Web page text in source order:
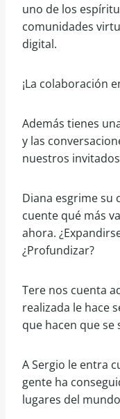
uno de los
comunidades
digital.
¡La colaboración
Además tienes
y las
nuestros
Diana esgrime su
cuente qué más
ahora.
¿Profundizar?
Tere nos cuenta
realizada le hace
que hacen que
A Sergio le entra
gente ha
lugares del